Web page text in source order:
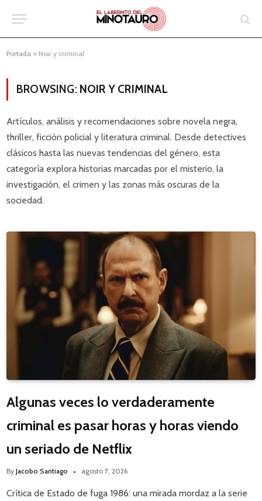
Portada » Noir y criminal
BROWSING: NOIR Y CRIMINAL
Artículos, análisis y recomendaciones sobre novela negra,
thriller, ficción policial y literatura criminal. Desde detectives
clásicos hasta las nuevas tendencias del género, esta
categoría explora historias marcadas por el misterio, la
investigación, el crimen y las zonas más oscuras de la
sociedad.
Algunas veces lo verdaderamente
criminal es pasar horas y horas viendo
un seriado de Netflix
By Jacobo Santiago agosto 7, 2026
Crítica de Estado de fuga 1986: una mirada mordaz a la serie